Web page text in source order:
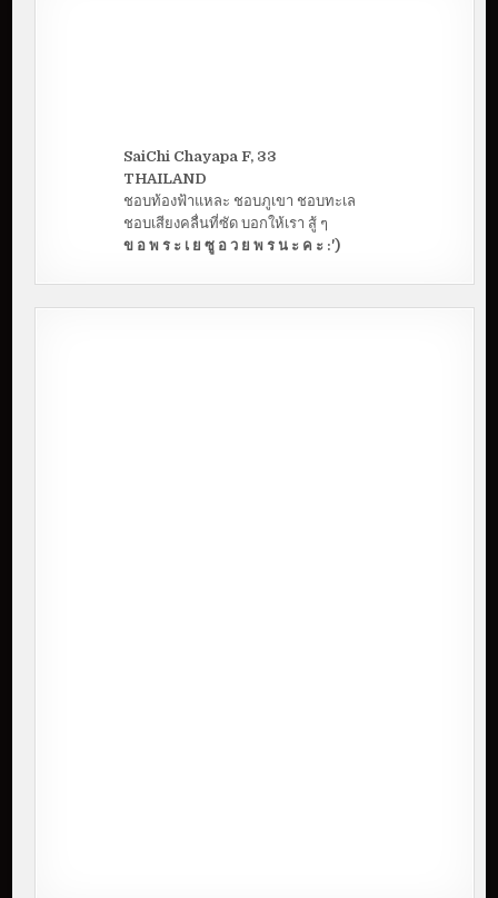
SaiChi Chayapa F, 33
THAILAND
ชอบท้องฟ้าแหละ ชอบภูเขา ชอบทะเล
ชอบเสียงคลื่นที่ซัด บอกให้เรา สู้ ๆ
ข อ พ ร ะ เ ย ซู อ ว ย พ ร น ะ ค ะ :')